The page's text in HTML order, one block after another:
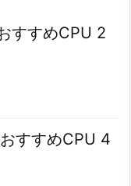
すすめCPU 2
すすめCPU 4